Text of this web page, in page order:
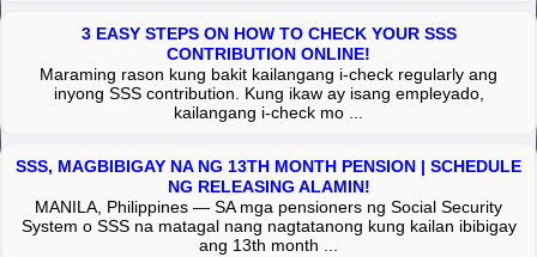
3 EASY STEPS ON HOW TO CHECK YOUR SSS
CONTRIBUTION ONLINE!
Maraming rason kung bakit kailangang i-check regularly ang
inyong SSS contribution. Kung ikaw ay isang empleyado,
kailangang i-check mo ...
SSS, MAGBIBIGAY NA NG 13TH MONTH PENSION | SCHEDULE
NG RELEASING ALAMIN!
MANILA, Philippines — SA mga pensioners ng Social Security
System o SSS na matagal nang nagtatanong kung kailan ibibigay
ang 13th month ...